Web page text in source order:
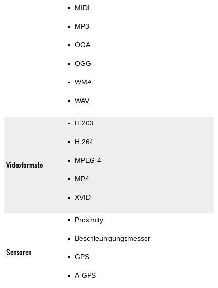
MIDI
MP3
OGA
OGG
WMA
WAV
Videoformate
H.263
H.264
MPEG-4
MP4
XVID
Sensoren
Proximity
Beschleunigungsmesser
GPS
A-GPS